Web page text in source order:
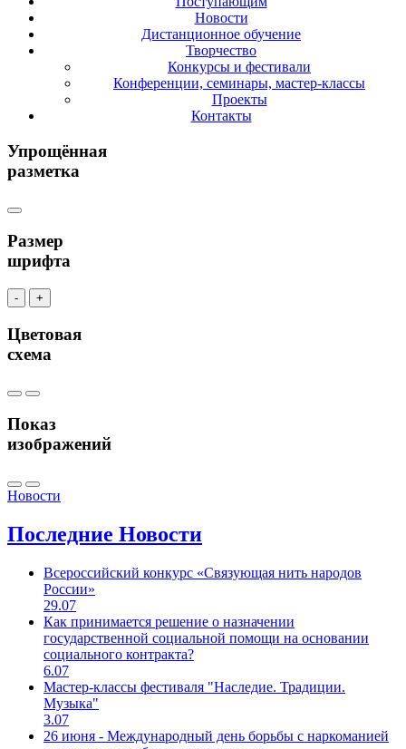
Новости
Дистанционное обучение
Творчество
Конкурсы и фестивали
Конференции, семинары, мастер-классы
Проекты
Контакты
Упрощённая
разметка
Размер
шрифта
- +
Цветовая
схема
Показ
изображений
Новости
Последние Новости
Всероссийский конкурс «Связующая нить народов
России»
29.07
Как принимается решение о назначении
государственной социальной помощи на основании
социального контракта?
6.07
Мастер-классы фестиваля "Наследие. Традиции.
Музыка"
3.07
26 июня - Международный день борьбы с наркоманией